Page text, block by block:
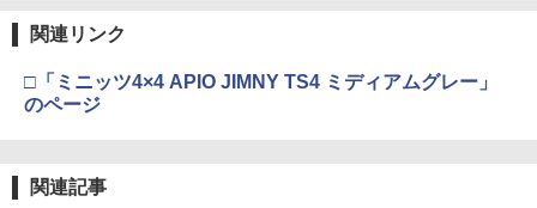
関連リンク
□「ミニッツ4×4 APIO JIMNY TS4 ミディアムグレー」
のページ
関連記事